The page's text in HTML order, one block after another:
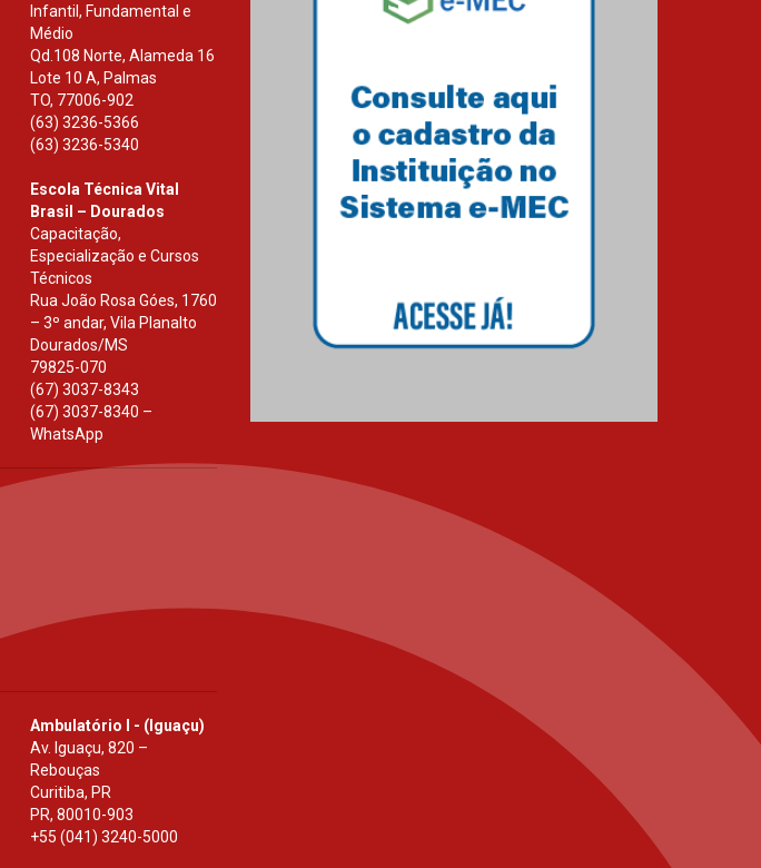
Infantil, Fundamental e
Médio
Qd.108 Norte, Alameda 16
Lote 10 A, Palmas
TO, 77006-902
(63) 3236-5366
(63) 3236-5340
Escola Técnica Vital
Brasil – Dourados
Capacitação,
Especialização e Cursos
Técnicos
Rua João Rosa Góes, 1760
– 3º andar, Vila Planalto
Dourados/MS
79825-070
(67) 3037-8343
(67) 3037-8340 –
WhatsApp
Ambulatório I - (Iguaçu)
Av. Iguaçu, 820 –
Rebouças
Curitiba, PR
PR, 80010-903
+55 (041) 3240-5000